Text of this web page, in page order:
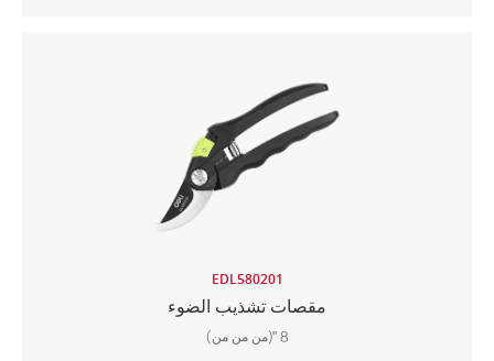
EDL580201
مقصات تشذيب الضوء
8 "(من من من)